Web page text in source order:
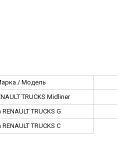
/ Модель
TRUCKS Midliner
RENAULT TRUCKS G
RENAULT TRUCKS C